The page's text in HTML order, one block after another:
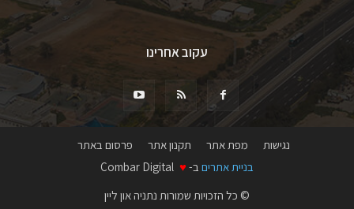
עקוב אחרינו
נגישות מפת אתר תקנון אתר
פרסום באתר
בניית אתרים ב- ♥
© כל הזכויות שמורות נתניה און ליין